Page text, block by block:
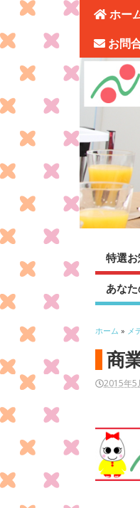
ホー
お問
特選
あな
ホーム » メ
商
2015年5